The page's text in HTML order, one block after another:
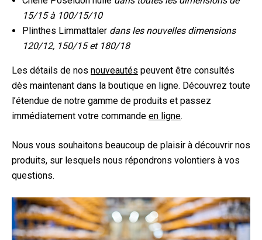
15/15 à 100/15/10
Plinthes Limmattaler dans les nouvelles dimensions
120/12, 150/15 et 180/18
Les détails de nos nouveautés peuvent être consultés
dès maintenant dans la boutique en ligne. Découvrez toute
l’étendue de notre gamme de produits et passez
immédiatement votre commande en ligne.
Nous vous souhaitons beaucoup de plaisir à découvrir nos
produits, sur lesquels nous répondrons volontiers à vos
questions.